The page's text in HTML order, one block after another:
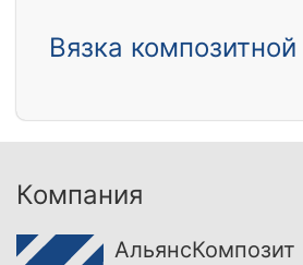
Вязка
Компания
АльянсКомпозит